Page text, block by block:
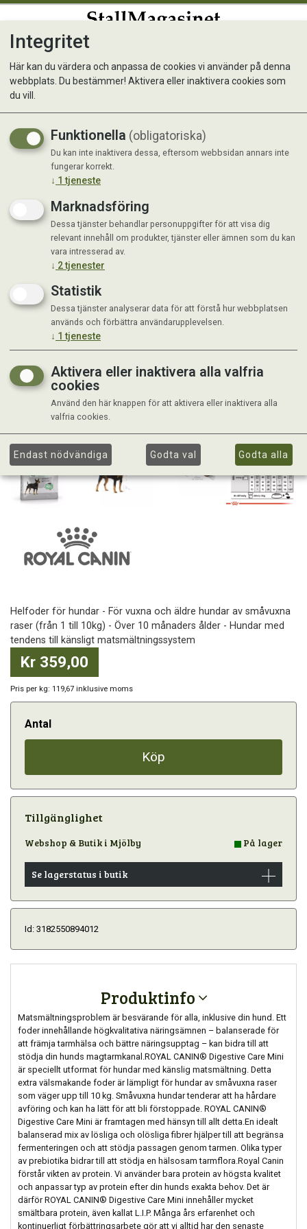
RC Mini Digestive Care 3 kg
Helfoder för hundar - För vuxna och äldre hundar av småvuxna
raser (från 1 till 10kg) - Över 10 månaders ålder - Hundar med
tendens till känsligt matsmältningssystem
Kr 359,00
Pris per kg: 119,67 inklusive moms
Antal
Köp
Tillgänglighet
Webshop & Butik i Mjölby På lager
Se lagerstatus i butik
Id: 3182550894012
Produktinfo
Matsmältningsproblem är besvärande för alla, inklusive din hund. Ett
foder innehållande högkvalitativa näringsämnen – balanserade för
att främja tarmhälsa och bättre näringsupptag – kan bidra till att
stödja din hunds magtarmkanal.ROYAL CANIN® Digestive Care Mini
är speciellt utformat för hundar med känslig matsmältning. Detta
extra välsmakande foder är lämpligt för hundar av småvuxna raser
som väger upp till 10 kg. Småvuxna hundar tenderar att ha hårdare
avföring och kan ha lätt för att bli förstoppade. ROYAL CANIN®
Digestive Care Mini är framtagen med hänsyn till allt detta.En idealt
balanserad mix av lösliga och olösliga fibrer hjälper till att begränsa
fermenteringen och att stödja passagen genom tarmen. Olika typer
av prebiotika bidrar till att stödja en hälsosam tarmflora.Royal Canin
förstår vikten av protein. Vi använder bara protein av högsta kvalitet
och anpassar typ av protein efter din hunds exakta behov. Det är
därför ROYAL CANIN® Digestive Care Mini innehåller mycket
smältbara protein, även kallat L.I.P. Många års erfarenhet och
kontinuerligt förbättringsarbete gör att vi alltid har den senaste
Integritet
Här kan du värdera och anpassa de cookies vi använder på denna
webbplats. Du bestämmer! Aktivera eller inaktivera cookies som
du vill.
Funktionella (obligatoriska)
Du kan inte inaktivera dessa, eftersom webbsidan annars inte
fungerar korrekt.
↓ 1 tjeneste
Marknadsföring
Dessa tjänster behandlar personuppgifter för att visa dig
relevant innehåll om produkter, tjänster eller ämnen som du kan
vara intresserad av.
↓ 2tjenester
Statistik
Dessa tjänster analyserar data för att förstå hur webbplatsen
används och förbättra användarupplevelsen.
↓ 1 tjeneste
Aktivera eller inaktivera alla valfria
cookies
Använd den här knappen för att aktivera eller inaktivera alla
valfria cookies.
Endast nödvändiga Godta val Godta alla